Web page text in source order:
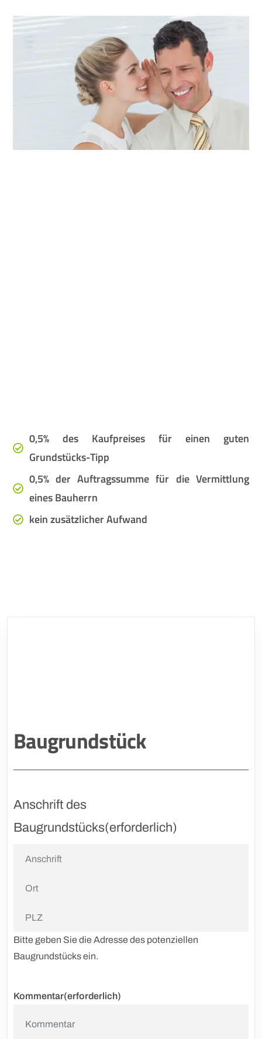
0,5% des Kaufpreises für einen guten
Grundstücks-Tipp
0,5% der Auftragssumme für die Vermittlung
eines Bauherrn
kein zusätzlicher Aufwand
Baugrundstück
Anschrift des
Baugrundstücks(erforderlich)
Bitte geben Sie die Adresse des potenziellen
Baugrundstücks ein.
Kommentar(erforderlich)